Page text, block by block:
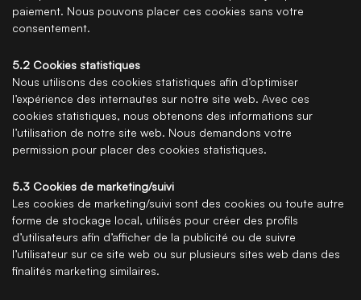
paiement. Nous pouvons placer ces cookies sans votre
consentement.
5.2 Cookies statistiques
Nous utilisons des cookies statistiques afin d’optimiser
l’expérience des internautes sur notre site web. Avec ces
cookies statistiques, nous obtenons des informations sur
l’utilisation de notre site web. Nous demandons votre
permission pour placer des cookies statistiques.
5.3 Cookies de marketing/suivi
Les cookies de marketing/suivi sont des cookies ou toute autre
forme de stockage local, utilisés pour créer des profils
d’utilisateurs afin d’afficher de la publicité ou de suivre
l’utilisateur sur ce site web ou sur plusieurs sites web dans des
finalités marketing similaires.